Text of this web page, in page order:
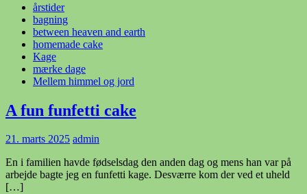
årstider
bagning
between heaven and earth
homemade cake
Kage
mærke dage
Mellem himmel og jord
A fun funfetti cake
21. marts 2025 admin
En i familien havde fødselsdag den anden dag og mens han var på
arbejde bagte jeg en funfetti kage. Desværre kom der ved et uheld
[…]